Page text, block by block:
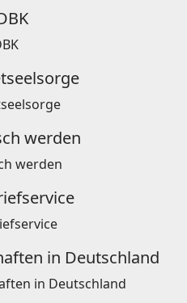
werden
in Deutschland